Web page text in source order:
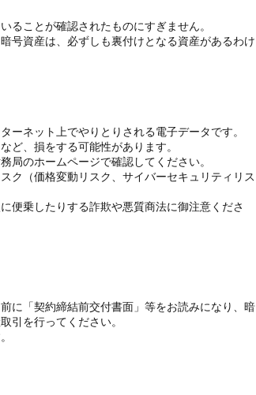
ることが確認されたものにすぎません。
号資産は、必ずしも裏付けとなる資産があるわけ
ネット上でやりとりされる電子データです。
ど、損をする可能性があります。
局のホームページで確認してください。
ク（価格変動リスク、サイバーセキュリティリス
便乗したりする詐欺や悪質商法に御注意くださ
に「契約締結前交付書面」等をお読みになり、暗
引を行ってください。